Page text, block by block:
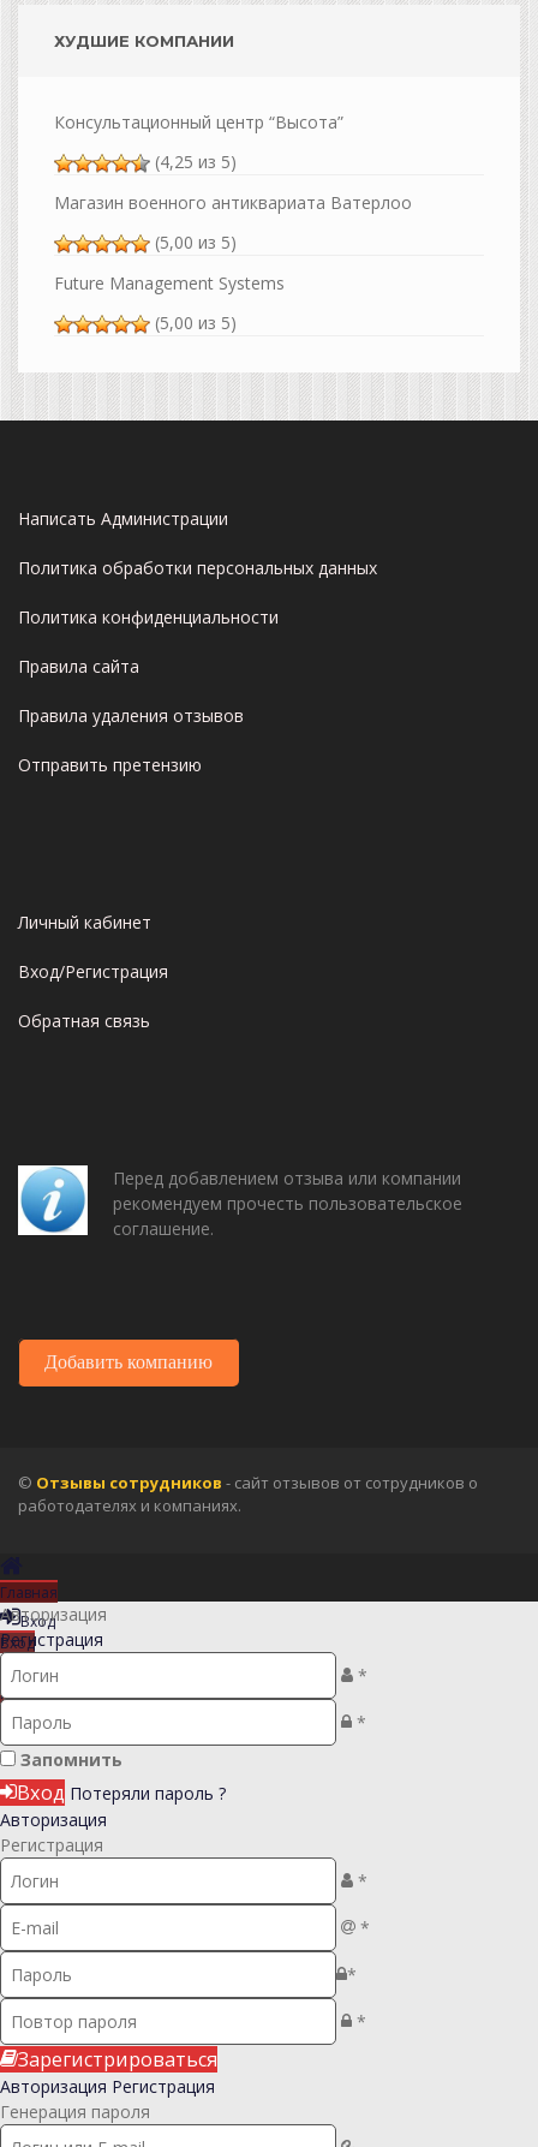
ХУДШИЕ КОМПАНИИ
Консультационный центр “Высота”
(4,25 из 5)
Магазин военного антиквариата Ватерлоо
(5,00 из 5)
Future Management Systems
(5,00 из 5)
Написать Администрации
Политика обработки персональных данных
Политика конфиденциальности
Правила сайта
Правила удаления отзывов
Отправить претензию
Личный кабинет
Вход/Регистрация
Обратная связь
Перед добавлением отзыва или компании
рекомендуем прочесть пользовательское
соглашение.
Добавить компанию
© Отзывы сотрудников - сайт отзывов от сотрудников о
работодателях и компаниях.
Главная
Вход
Вход
Регистрация
Регистрация
Авторизация
Регистрация
*
*
Запомнить
Вход Потеряли пароль ?
Авторизация
Регистрация
*
*
*
*
Зарегистрироваться
Авторизация Регистрация
Генерация пароля